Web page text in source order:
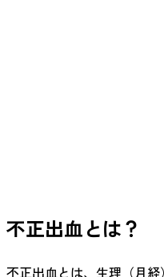
不正出血とは？
不正出血とは、生理（月